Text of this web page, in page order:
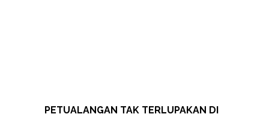
PETUALANGAN TAK TERLUPAKAN DI